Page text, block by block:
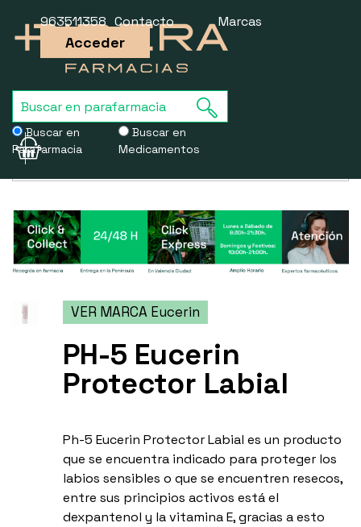
Buscar en
Parafarmacia
Buscar en
Medicamentos
963511358 Contacto Marcas
Acceder
Usamos cookies para mejorar la experiencia de la web. Si sigues
VER MARCA Eucerin
PH-5 Eucerin
Protector Labial
Ph-5 Eucerin Protector Labial es un producto
que se encuentra indicado para proteger los
labios sensibles o que se encuentren resecos,
entre sus principios activos está el
dexpantenol y la vitamina E, gracias a esto